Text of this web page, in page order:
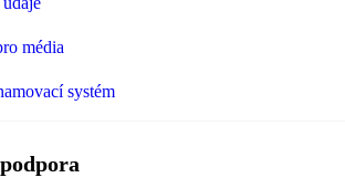
média
systém